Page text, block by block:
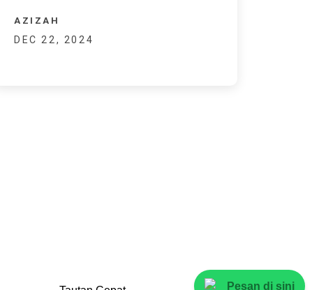
AZIZAH
DEC 22, 2024
Pesan di sini